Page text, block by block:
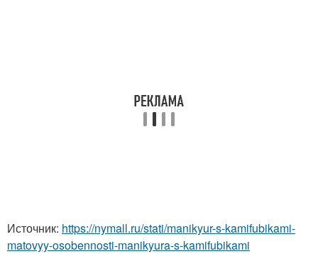
Источник: https://nymall.ru/stati/manikyur-s-kamifubikami-
matovyy-osobennosti-manikyura-s-kamifubikami